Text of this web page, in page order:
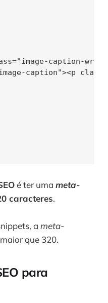
caption-
caption"><p
é ter uma meta-
caracteres.
a meta-
que 320.
para